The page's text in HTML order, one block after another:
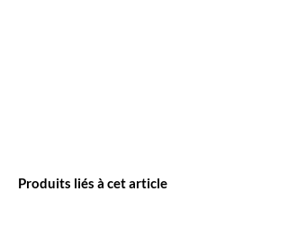
Produits liés à cet article